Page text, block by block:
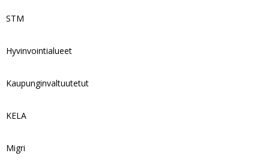
STM
Hyvinvointialueet
Kaupunginvaltuutetut
KELA
Migri